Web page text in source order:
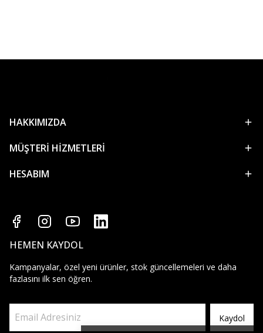
HAKKIMIZDA
MÜŞTERİ HİZMETLERİ
HESABIM
HEMEN KAYDOL
Kampanyalar, özel yeni ürünler, stok güncellemeleri ve daha
fazlasını ilk sen öğren.
Kaydol